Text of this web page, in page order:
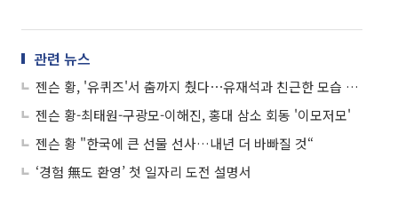
관련 뉴스
젠슨 황, '유퀴즈'서 춤까지 췄다⋯유재석과 친근한 모습 포착
젠슨 황-최태원-구광모-이해진, 홍대 삼소 회동 '이모저모'
젠슨 황 "한국에 큰 선물 선사…내년 더 바빠질 것“
‘경험 無도 환영’ 첫 일자리 도전 설명서